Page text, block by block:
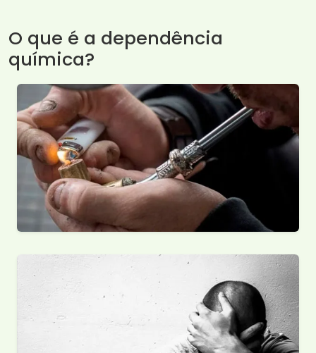
O que é a dependência
química?